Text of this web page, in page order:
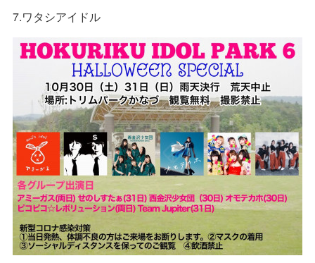
7.ワタシアイドル